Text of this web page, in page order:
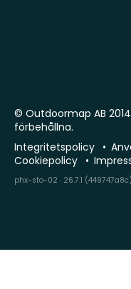
© Outdoormap AB
förbehållna.
Integritetspolicy
Cookiepolicy
phx-sto-02 · 26.7.1 (449747a8c)